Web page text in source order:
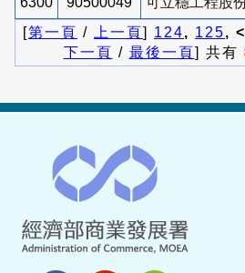
[第一頁 / 上一頁] 124, 125,
下一頁 / 最後一頁] 共有